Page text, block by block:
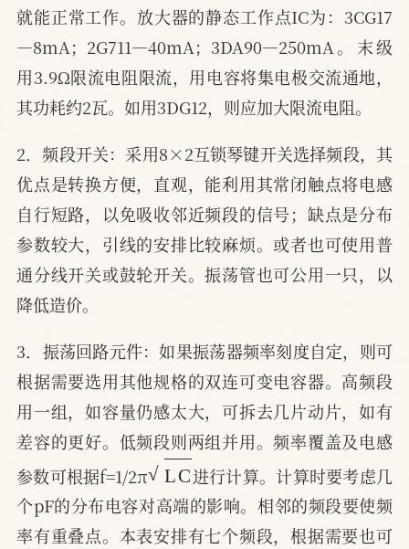
就能正常工作。放大器的静态工作点IC为：3CG17
—8mA；2G711—40mA；3DA90—250mA。末级
用3.9Ω限流电阻限流，用电容将集电极交流通地，
其功耗约2瓦。如用3DG12，则应加大限流电阻。
2．频段开关：采用8×2互锁琴键开关选择频段，其
优点是转换方便，直观，能利用其常闭触点将电感
自行短路，以免吸收邻近频段的信号；缺点是分布
参数较大，引线的安排比较麻烦。或者也可使用普
通分线开关或鼓轮开关。振荡管也可公用一只，以
降低造价。
3．振荡回路元件：如果振荡器频率刻度自定，则可
根据需要选用其他规格的双连可变电容器。高频段
用一组，如容量仍感太大，可拆去几片动片，如有
差容的更好。低频段则两组并用。频率覆盖及电感
参数可根据f=1/2π L C
进行计算。计算时要考虑几
个pF的分布电容对高端的影响。相邻的频段要使频
率有重叠点。本表安排有七个频段，根据需要也可